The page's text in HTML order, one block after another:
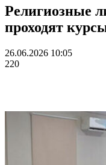
Религиозные
проходят
26.06.2026 10:05
220